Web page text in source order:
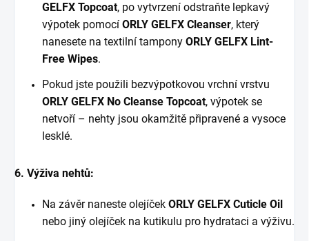
GELFX Topcoat, po vytvrzení odstraňte lepkavý
výpotek pomocí ORLY GELFX Cleanser, který
nanesete na textilní tampony ORLY GELFX Lint-
Free Wipes.
Pokud jste použili bezvýpotkovou vrchní vrstvu
ORLY GELFX No Cleanse Topcoat, výpotek se
netvoří – nehty jsou okamžitě připravené a vysoce
lesklé.
6. Výživa nehtů:
Na závěr naneste olejíček ORLY GELFX Cuticle Oil
nebo jiný olejíček na kutikulu pro hydrataci a výživu.